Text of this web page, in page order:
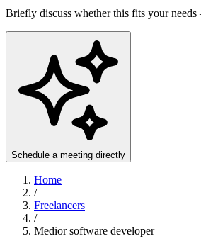
Briefly discuss whether this fits your
Schedule a meeting directly
Home
/
Freelancers
/
Medior software developer